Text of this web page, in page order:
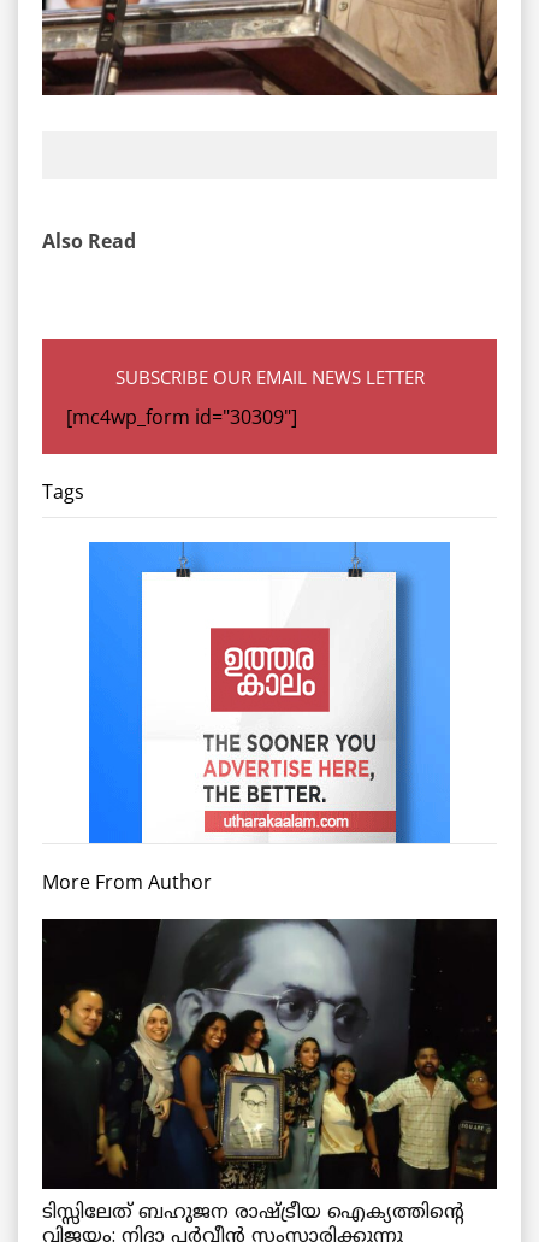
Also Read
SUBSCRIBE OUR EMAIL NEWS LETTER
[mc4wp_form id="30309"]
Tags
More From Author
ടിസ്സിലേത് ബഹുജന രാഷ്ട്രീയ ഐക്യത്തിന്റെ